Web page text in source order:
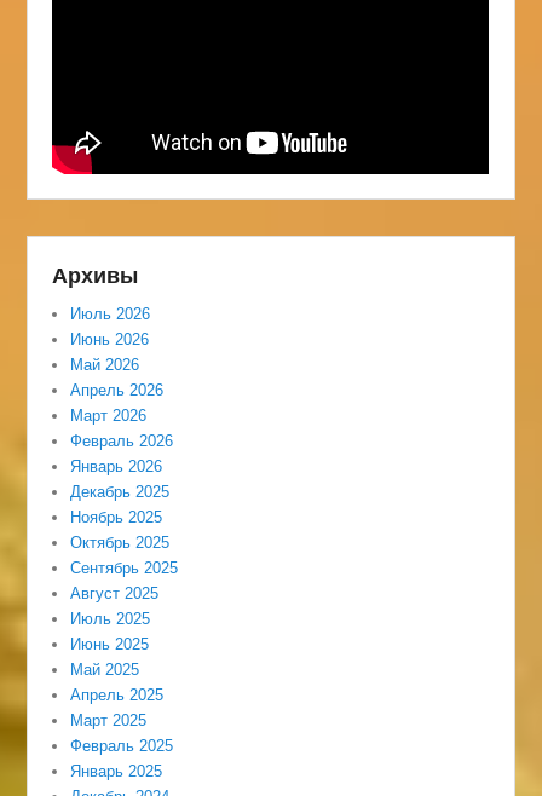
Архивы
Июль 2026
Июнь 2026
Май 2026
Апрель 2026
Март 2026
Февраль 2026
Январь 2026
Декабрь 2025
Ноябрь 2025
Октябрь 2025
Сентябрь 2025
Август 2025
Июль 2025
Июнь 2025
Май 2025
Апрель 2025
Март 2025
Февраль 2025
Январь 2025